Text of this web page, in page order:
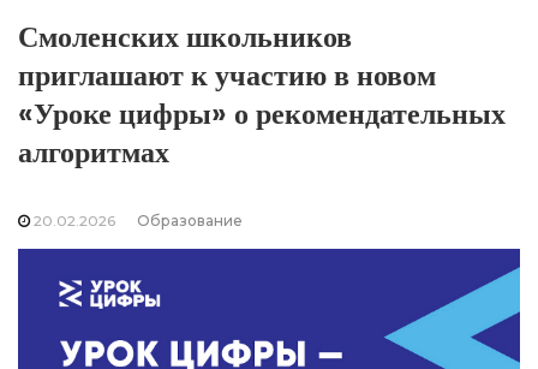
Смоленских школьников
приглашают к участию в новом
«Уроке цифры» о рекомендательных
алгоритмах
20.02.2026 Образование